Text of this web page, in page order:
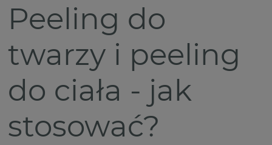
Peeling do
twarzy i peeling
do ciała - jak
stosować?